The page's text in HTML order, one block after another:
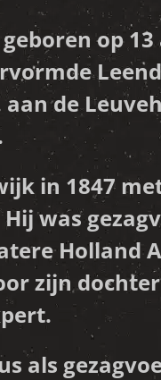
op
de
in 1847
was
Holland
zijn
als